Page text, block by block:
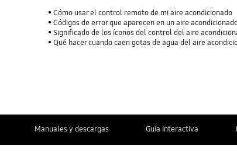
Cómo usar el control remoto de mi aire acondicionado
Códigos de error que aparecen en un aire
Significado de los íconos del control del aire
Qué hacer cuando caen gotas de agua del aire
Manuales y descargas Guía Interactiva